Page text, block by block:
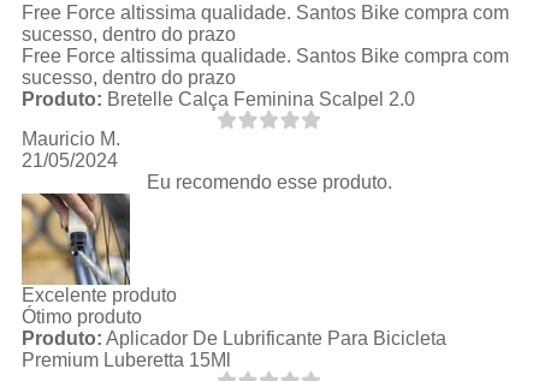
Free Force altissima qualidade. Santos Bike compra com
sucesso, dentro do prazo
Free Force altissima qualidade. Santos Bike compra com
sucesso, dentro do prazo
Produto: Bretelle Calça Feminina Scalpel 2.0
Mauricio M.
21/05/2024
Eu recomendo esse produto.
Excelente produto
Ótimo produto
Produto: Aplicador De Lubrificante Para Bicicleta
Premium Luberetta 15Ml